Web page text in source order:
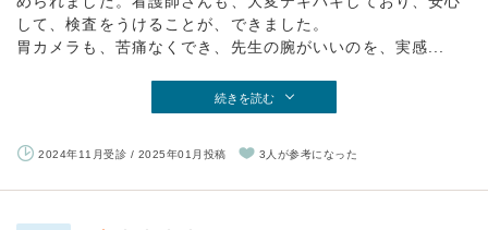
して、検査をうけることが、できました。
胃カメラも、苦痛なくでき、先生の腕がいいのを、実感...
続きを読む
2024年11月受診 / 2025年01月投稿 3人が参考になった